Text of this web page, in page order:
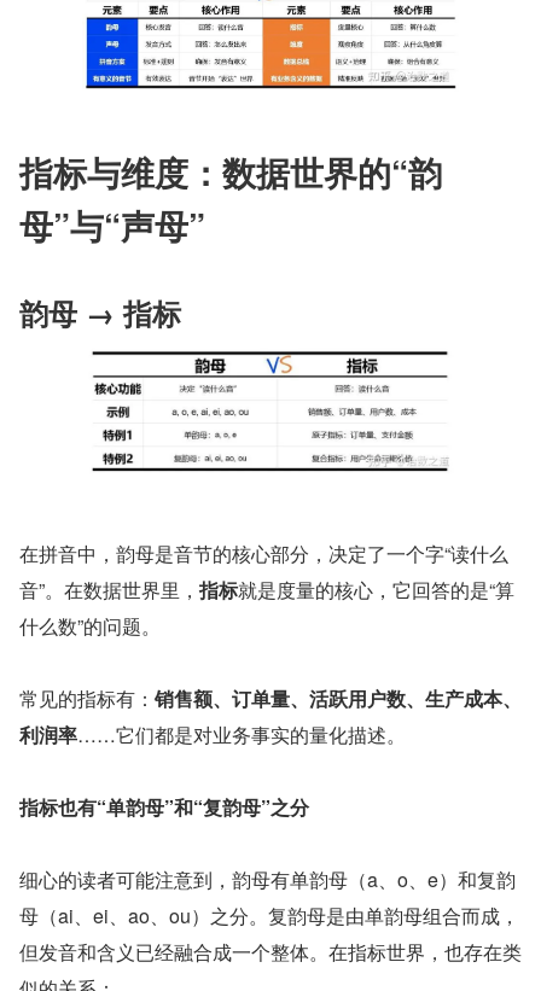
指标与维度：数据世界的“韵
母”与“声母”
韵母 → 指标
在拼音中，韵母是音节的核心部分，决定了一个字“读什么
音”。在数据世界里， 指标就是度量的核心，它回答的是“算
什么数”的问题。
常见的指标有： 销售额、订单量、活跃用户数、生产成本、
利润率……它们都是对业务事实的量化描述。
指标也有“单韵母”和“复韵母”之分
细心的读者可能注意到，韵母有单韵母（a、o、e）和复韵
母（ai、ei、ao、ou）之分。复韵母是由单韵母组合而成，
但发音和含义已经融合成一个整体。在指标世界，也存在类